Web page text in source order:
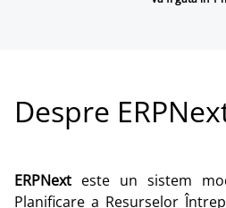
Despre
ERPNext este un sistem
Planificare a Resurselor